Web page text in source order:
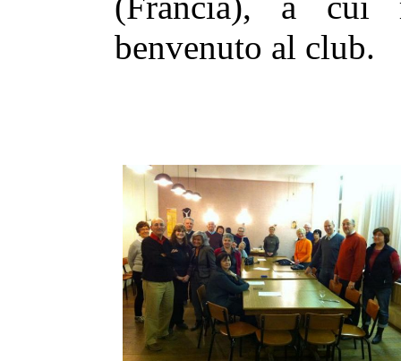
benvenuto al club.